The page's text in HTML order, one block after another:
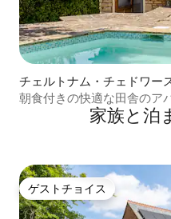
チェルトナム・チェドワー
ム
朝食付きの快適な田舎のア
家族と泊
ゲストチョイス
ゲストチョイス